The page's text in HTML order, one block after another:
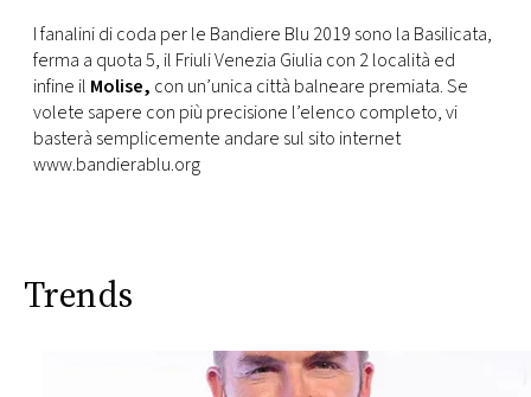
I fanalini di coda per le Bandiere Blu 2019 sono la Basilicata,
ferma a quota 5, il Friuli Venezia Giulia con 2 località ed
infine il Molise, con un’unica città balneare premiata. Se
volete sapere con più precisione l’elenco completo, vi
basterà semplicemente andare sul sito internet
www.bandierablu.org
Trends